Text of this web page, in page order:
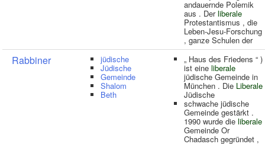
andauernde Polemik
aus . Derliberale
Protestantismus , die
Leben-Jesu-Forschung
, ganze Schulen der
Rabbiner jüdische
Jüdische
Gemeinde
Shalom
Beth
„ Haus des Friedens “ )
ist eine liberale
jüdische Gemeinde in
München . Die Liberale
Jüdische
schwache jüdische
Gemeinde gestärkt .
1990 wurde die liberale
Gemeinde Or
Chadasch gegründet ,